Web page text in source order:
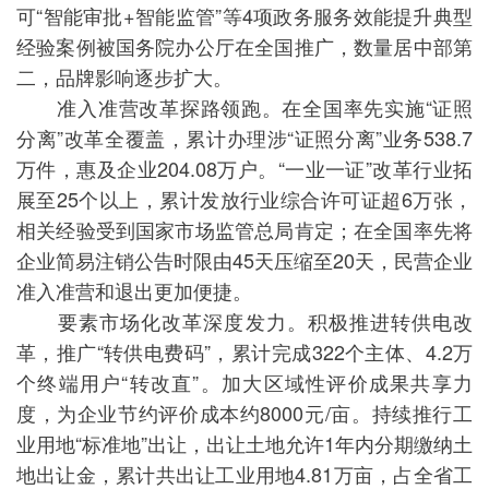
可“智能审批+智能监管”等4项政务服务效能提升典型
经验案例被国务院办公厅在全国推广，数量居中部第
二，品牌影响逐步扩大。
准入准营改革探路领跑。在全国率先实施“证照
分离”改革全覆盖，累计办理涉“证照分离”业务538.7
万件，惠及企业204.08万户。“一业一证”改革行业拓
展至25个以上，累计发放行业综合许可证超6万张，
相关经验受到国家市场监管总局肯定；在全国率先将
企业简易注销公告时限由45天压缩至20天，民营企业
准入准营和退出更加便捷。
要素市场化改革深度发力。积极推进转供电改
革，推广“转供电费码”，累计完成322个主体、4.2万
个终端用户“转改直”。加大区域性评价成果共享力
度，为企业节约评价成本约8000元/亩。持续推行工
业用地“标准地”出让，出让土地允许1年内分期缴纳土
地出让金，累计共出让工业用地4.81万亩，占全省工